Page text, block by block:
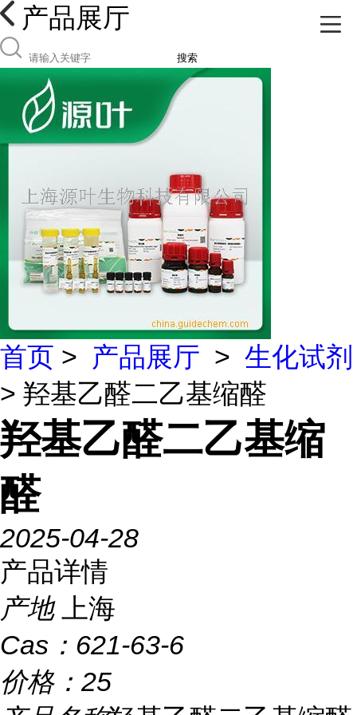
产品展厅
搜索
首页 > 产品展厅 > 生化试剂
> 羟基乙醛二乙基缩醛
羟基乙醛二乙基缩
醛
2025-04-28
产品详情
产地
上海
Cas： 621-63-6
价格： 25